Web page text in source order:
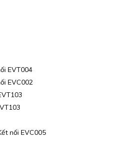
EVT004
EVC002
nối EVC005